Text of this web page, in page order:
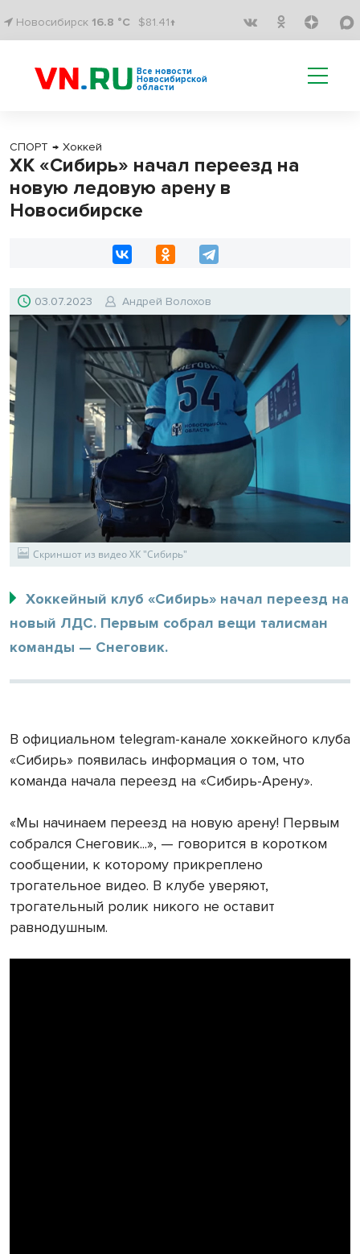
Новосибирск 16.8 °C $81.41↑
Все новости
Новосибирской
области
СПОРТ → Хоккей
ХК «Сибирь» начал переезд на
новую ледовую арену в
Новосибирске
03.07.2023 Андрей Волохов
Скриншот из видео ХК "Сибирь"
Хоккейный клуб «Сибирь» начал переезд на
новый ЛДС. Первым собрал вещи талисман
команды — Снеговик.
В официальном telegram-канале хоккейного клуба
«Сибирь» появилась информация о том, что
команда начала переезд на «Сибирь-Арену».
«Мы начинаем переезд на новую арену! Первым
собрался Снеговик...», — говорится в коротком
сообщении, к которому прикреплено
трогательное видео. В клубе уверяют,
трогательный ролик никого не оставит
равнодушным.